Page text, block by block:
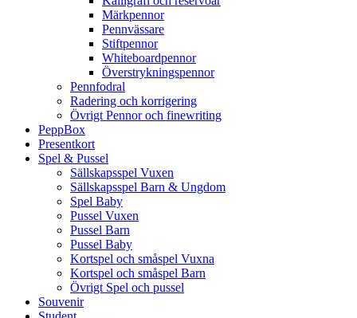
Märkpennor
Pennvässare
Stiftpennor
Whiteboardpennor
Överstrykningspennor
Pennfodral
Radering och korrigering
Övrigt Pennor och finewriting
PeppBox
Presentkort
Spel & Pussel
Sällskapsspel Vuxen
Sällskapsspel Barn & Ungdom
Spel Baby
Pussel Vuxen
Pussel Barn
Pussel Baby
Kortspel och småspel Vuxna
Kortspel och småspel Barn
Övrigt Spel och pussel
Souvenir